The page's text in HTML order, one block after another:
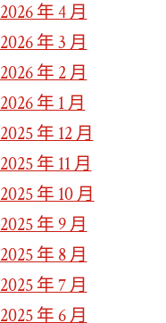
2026 年 4 月
2026 年 3 月
2026 年 2 月
2026 年 1 月
2025 年 12 月
2025 年 11 月
2025 年 10 月
2025 年 9 月
2025 年 8 月
2025 年 7 月
2025 年 6 月